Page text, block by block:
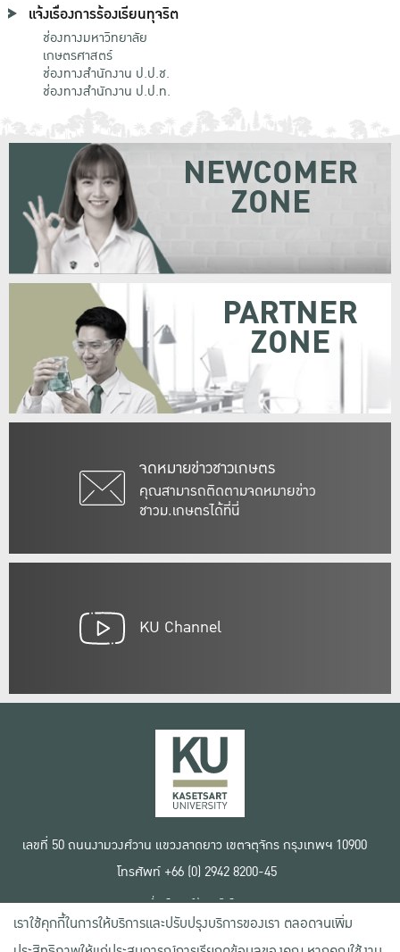
แจ้งเรื่องการร้องเรียนทุจริต
ช่องทางมหาวิทยาลัย
เกษตรศาสตร์
ช่องทางสำนักงาน ป.ป.ช.
ช่องทางสำนักงาน ป.ป.ท.
จดหมายข่าวชาวเกษตร
คุณสามารถติดตามจดหมายข่าว
ชาวม.เกษตรได้ที่นี่
NEWCOMER
ZONE
PARTNER
ZONE
KU Channel
เลขที่ 50 ถนนงามวงศ์วาน แขวงลาดยาว เขตจตุจักร กรุงเทพฯ 10900
โทรศัพท์ +66 (0) 2942 8200-45
เงื่อนไขการใช้งานเว็บไซต์
ข้อตกลงด้านสิทธิ์ใช้งาน
นโยบายความเป็นส่วนตัว
เราใช้คุกกี้ในการให้บริการและปรับปรุงบริการของเรา ตลอดจนเพิ่ม